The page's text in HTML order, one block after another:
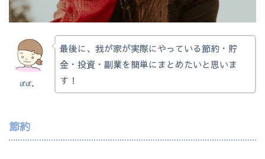
ぽぽ。
最後に、我が家が実際にやっている節約・貯
金・投資・副業を簡単にまとめたいと思いま
す！
節約